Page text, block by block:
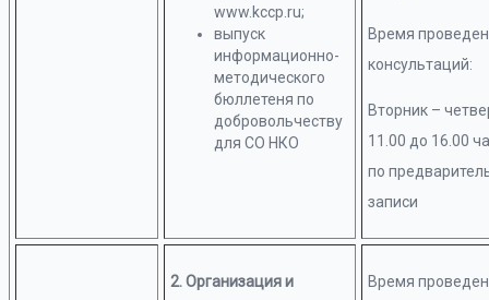
www.kccp.ru;
выпуск
информационно-
методического
бюллетеня по
добровольчеству
для СО НКО
Время
консультаций:
Вторник –
11.00 до 16.00
по
записи
2. Организация и
Время